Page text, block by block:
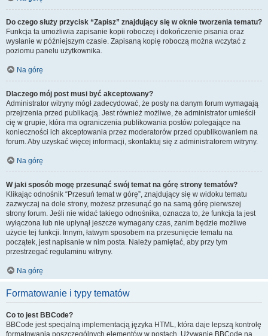
Do czego służy przycisk “Zapisz” znajdujący się w oknie tworzenia tematu?
Funkcja ta umożliwia zapisanie kopii roboczej i dokończenie pisania oraz
wysłanie w późniejszym czasie. Zapisaną kopię roboczą można wczytać z
poziomu panelu użytkownika.
Na górę
Dlaczego mój post musi być akceptowany?
Administrator witryny mógł zadecydować, że posty na danym forum wymagają
przejrzenia przed publikacją. Jest również możliwe, że administrator umieścił
cię w grupie, która ma ograniczenia publikowania postów polegające na
konieczności ich akceptowania przez moderatorów przed opublikowaniem na
forum. Aby uzyskać więcej informacji, skontaktuj się z administratorem witryny.
Na górę
W jaki sposób mogę przesunąć swój temat na górę strony tematów?
Klikając odnośnik “Przesuń temat w górę”, znajdujący się w widoku tematu
zazwyczaj na dole strony, możesz przesunąć go na samą górę pierwszej
strony forum. Jeśli nie widać takiego odnośnika, oznacza to, że funkcja ta jest
wyłączona lub nie upłynął jeszcze wymagany czas, zanim będzie możliwe
użycie tej funkcji. Innym, łatwym sposobem na przesunięcie tematu na
początek, jest napisanie w nim posta. Należy pamiętać, aby przy tym
przestrzegać regulaminu witryny.
Na górę
Formatowanie i typy tematów
Co to jest BBCode?
BBCode jest specjalną implementacją języka HTML, która daje lepszą kontrolę
formatowania poszczególnych elementów w postach. Używanie BBCode na